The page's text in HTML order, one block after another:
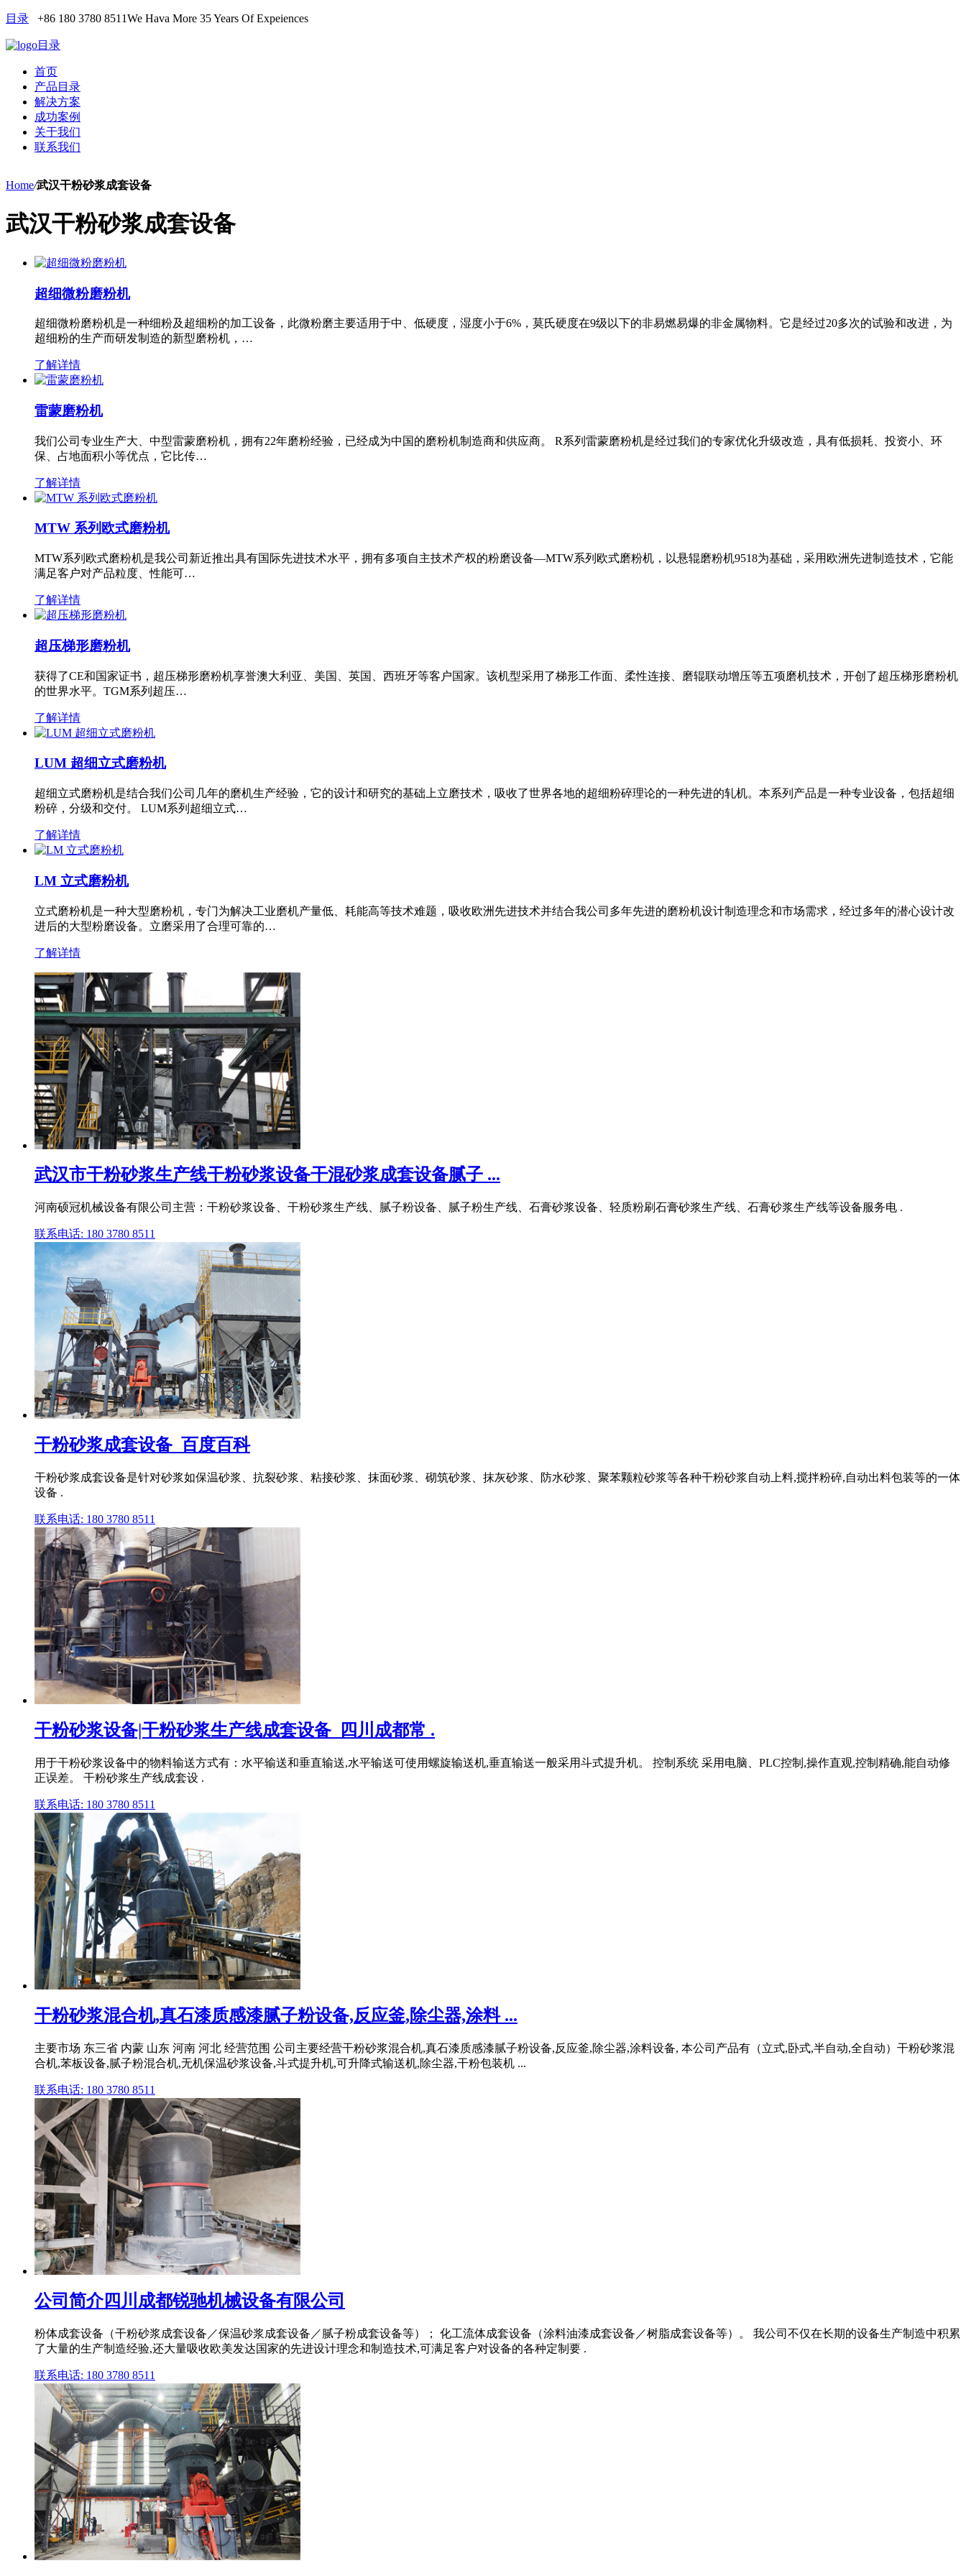
目录 +86 180 3780 8511We Hava More 35 Years Of Expeiences
目录
首页
产品目录
解决方案
成功案例
关于我们
联系我们
Home/武汉干粉砂浆成套设备
武汉干粉砂浆成套设备
超细微粉磨粉机
超细微粉磨粉机是一种细粉及超细粉的加工设备，此微粉磨主要适用于中、低硬度，湿度小于6%，莫氏硬度在9级以下的非易燃易爆的非金属物料。它是经过20多次的试验和改进，为
超细粉的生产而研发制造的新型磨粉机，…
了解详情
雷蒙磨粉机
我们公司专业生产大、中型雷蒙磨粉机，拥有22年磨粉经验，已经成为中国的磨粉机制造商和供应商。 R系列雷蒙磨粉机是经过我们的专家优化升级改造，具有低损耗、投资小、环
保、占地面积小等优点，它比传…
了解详情
MTW 系列欧式磨粉机
MTW系列欧式磨粉机是我公司新近推出具有国际先进技术水平，拥有多项自主技术产权的粉磨设备—MTW系列欧式磨粉机，以悬辊磨粉机9518为基础，采用欧洲先进制造技术，它能
满足客户对产品粒度、性能可…
了解详情
超压梯形磨粉机
获得了CE和国家证书，超压梯形磨粉机享誉澳大利亚、美国、英国、西班牙等客户国家。该机型采用了梯形工作面、柔性连接、磨辊联动增压等五项磨机技术，开创了超压梯形磨粉机
的世界水平。TGM系列超压…
了解详情
LUM 超细立式磨粉机
超细立式磨粉机是结合我们公司几年的磨机生产经验，它的设计和研究的基础上立磨技术，吸收了世界各地的超细粉碎理论的一种先进的轧机。本系列产品是一种专业设备，包括超细
粉碎，分级和交付。 LUM系列超细立式…
了解详情
LM 立式磨粉机
立式磨粉机是一种大型磨粉机，专门为解决工业磨机产量低、耗能高等技术难题，吸收欧洲先进技术并结合我公司多年先进的磨粉机设计制造理念和市场需求，经过多年的潜心设计改
进后的大型粉磨设备。立磨采用了合理可靠的…
了解详情
武汉市干粉砂浆生产线干粉砂浆设备干混砂浆成套设备腻子 ...
河南硕冠机械设备有限公司主营：干粉砂浆设备、干粉砂浆生产线、腻子粉设备、腻子粉生产线、石膏砂浆设备、轻质粉刷石膏砂浆生产线、石膏砂浆生产线等设备服务电 .
联系电话: 180 3780 8511
干粉砂浆成套设备_百度百科
干粉砂浆成套设备是针对砂浆如保温砂浆、抗裂砂浆、粘接砂浆、抹面砂浆、砌筑砂浆、抹灰砂浆、防水砂浆、聚苯颗粒砂浆等各种干粉砂浆自动上料,搅拌粉碎,自动出料包装等的一体
设备 .
联系电话: 180 3780 8511
干粉砂浆设备|干粉砂浆生产线成套设备_四川成都常 .
用于干粉砂浆设备中的物料输送方式有：水平输送和垂直输送,水平输送可使用螺旋输送机,垂直输送一般采用斗式提升机。 控制系统 采用电脑、PLC控制,操作直观,控制精确,能自动修
正误差。 干粉砂浆生产线成套设 .
联系电话: 180 3780 8511
干粉砂浆混合机,真石漆质感漆腻子粉设备,反应釜,除尘器,涂料 ...
主要市场 东三省 内蒙 山东 河南 河北 经营范围 公司主要经营干粉砂浆混合机,真石漆质感漆腻子粉设备,反应釜,除尘器,涂料设备, 本公司产品有（立式,卧式,半自动,全自动）干粉砂浆混
合机,苯板设备,腻子粉混合机,无机保温砂浆设备,斗式提升机,可升降式输送机,除尘器,干粉包装机 ...
联系电话: 180 3780 8511
公司简介四川成都锐驰机械设备有限公司
粉体成套设备（干粉砂浆成套设备／保温砂浆成套设备／腻子粉成套设备等）； 化工流体成套设备（涂料油漆成套设备／树脂成套设备等）。 我公司不仅在长期的设备生产制造中积累
了大量的生产制造经验,还大量吸收欧美发达国家的先进设计理念和制造技术,可满足客户对设备的各种定制要 .
联系电话: 180 3780 8511